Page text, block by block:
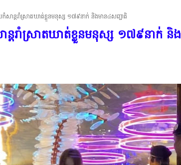
លិបកំសាន្តរាំស្រាតឃាត់ខ្លួនមនុស្ស ១៧៩នាក់ និងមាន៤សញ្ជាតិ
ាន្តរាំស្រាតឃាត់ខ្លួនមនុស្ស ១៧៩នាក់ និង